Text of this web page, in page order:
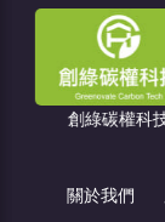
關於我們